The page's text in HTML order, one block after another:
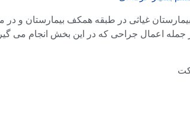
غياثی در طبقه همكف بيمارستان و
جمله اعمال جراحی كه در اين بخش انجام می